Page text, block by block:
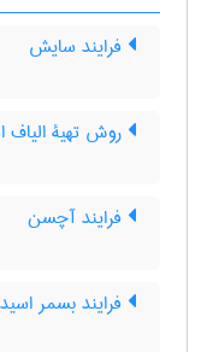
فرایند سایش
روش تهیۀ الیاف
فرایند آچسن
فرایند بسمر